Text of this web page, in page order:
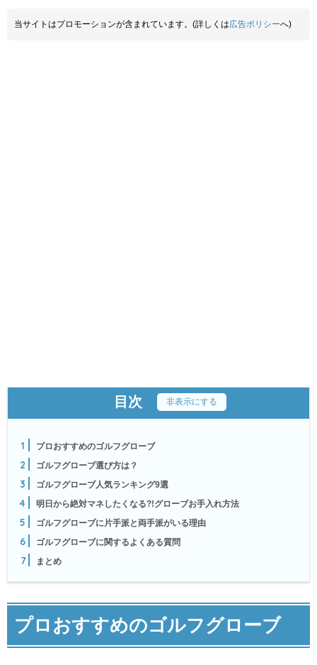
当サイトはプロモーションが含まれています。(詳しくは広告ポリシーへ)
目次 非表示にする
1 プロおすすめのゴルフグローブ
2 ゴルフグローブ選び方は？
3 ゴルフグローブ人気ランキング9選
4 明日から絶対マネしたくなる?!グローブお手入れ方法
5 ゴルフグローブに片手派と両手派がいる理由
6 ゴルフグローブに関するよくある質問
7 まとめ
プロおすすめのゴルフグローブ